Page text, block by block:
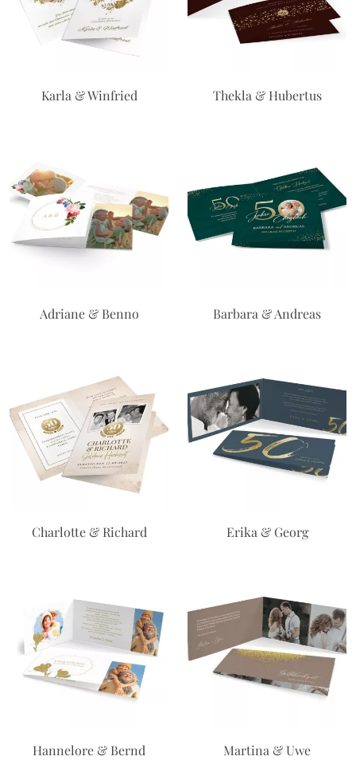
Karla & Winfried Thekla & Hubertus
Adriane & Benno Barbara & Andreas
Charlotte & Richard Erika & Georg
Hannelore & Bernd Martina & Uwe